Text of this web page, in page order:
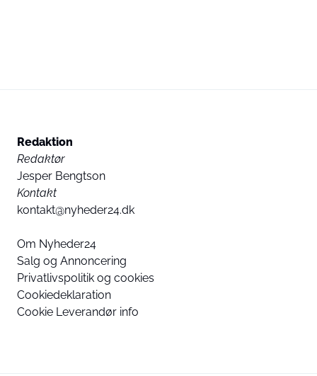
Redaktion
Redaktør
Jesper Bengtson
Kontakt
kontakt@nyheder24.dk
Om Nyheder24
Salg og Annoncering
Privatlivspolitik og cookies
Cookiedeklaration
Cookie Leverandør info